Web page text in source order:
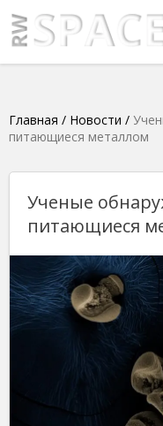
Главная / Новости /
питающиеся металлом
Ученые
питающиеся